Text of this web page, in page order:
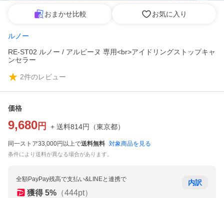
おまかせ比較 お気に入り
ルノー
RE-ST02 ルノー / アルピーヌ 専用<br>アイドリングストップキャ
ンセラー
2件のレビュー
価格
9,680 円 + 送料814円 （東京都）
同一ストア33,000円以上で送料無料 対象商品を見る
条件により送料が異なる場合があります。
全額PayPay残高で支払い&LINEと連携で
獲得 5% （444pt）
内訳